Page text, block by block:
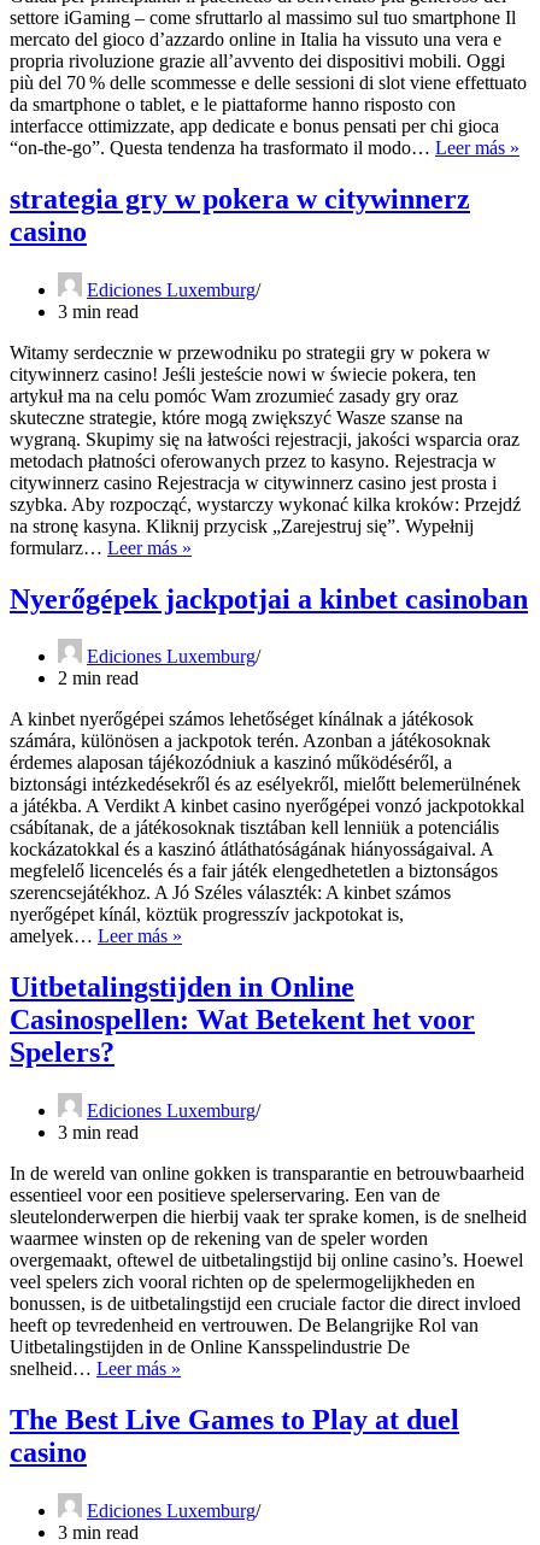
των
προκλήσεων
settore iGaming – come sfruttarlo al massimo sul tuo smartphone Il
mercato del gioco d’azzardo online in Italia ha vissuto una vera e
propria rivoluzione grazie all’avvento dei dispositivi mobili. Oggi
più del 70 % delle scommesse e delle sessioni di slot viene effettuato
da smartphone o tablet, e le piattaforme hanno risposto con
interfacce ottimizzate, app dedicate e bonus pensati per chi gioca
“on‑the‑go”. Questa tendenza ha trasformato il modo… Leer más »
sul
strategia gry w pokera w citywinnerz
casino
Ediciones Luxemburg
3 min read
Witamy serdecznie w przewodniku po strategii gry w pokera w
citywinnerz casino! Jeśli jesteście nowi w świecie pokera, ten
artykuł ma na celu pomóc Wam zrozumieć zasady gry oraz
skuteczne strategie, które mogą zwiększyć Wasze szanse na
wygraną. Skupimy się na łatwości rejestracji, jakości wsparcia oraz
metodach płatności oferowanych przez to kasyno. Rejestracja w
citywinnerz casino Rejestracja w citywinnerz casino jest prosta i
szybka. Aby rozpocząć, wystarczy wykonać kilka kroków: Przejdź
na stronę kasyna. Kliknij przycisk „Zarejestruj się”. Wypełnij
formularz… Leer más »
w
pokera
citywinnerz
Nyerőgépek jackpotjai a kinbet casinoban
Ediciones Luxemburg
2 min read
A kinbet nyerőgépei számos lehetőséget kínálnak a játékosok
számára, különösen a jackpotok terén. Azonban a játékosoknak
érdemes alaposan tájékozódniuk a kaszinó működéséről, a
biztonsági intézkedésekről és az esélyekről, mielőtt belemerülnének
a játékba. A Verdikt A kinbet casino nyerőgépei vonzó jackpotokkal
csábítanak, de a játékosoknak tisztában kell lenniük a potenciális
kockázatokkal és a kaszinó átláthatóságának hiányosságaival. A
megfelelő licencelés és a fair játék elengedhetetlen a biztonságos
szerencsejátékhoz. A Jó Széles választék: A kinbet számos
nyerőgépet kínál, köztük progresszív jackpotokat is,
amelyek… Leer más »
a
kinbet
casinoban
Uitbetalingstijden in Online
Casinospellen: Wat Betekent het voor
Spelers?
Ediciones Luxemburg
3 min read
In de wereld van online gokken is transparantie en betrouwbaarheid
essentieel voor een positieve spelerservaring. Een van de
sleutelonderwerpen die hierbij vaak ter sprake komen, is de snelheid
waarmee winsten op de rekening van de speler worden
overgemaakt, oftewel de uitbetalingstijd bij online casino’s. Hoewel
veel spelers zich vooral richten op de spelermogelijkheden en
bonussen, is de uitbetalingstijd een cruciale factor die direct invloed
heeft op tevredenheid en vertrouwen. De Belangrijke Rol van
Uitbetalingstijden in de Online Kansspelindustrie De
snelheid… Leer más »
Online
Casinospellen:
voor
The Best Live Games to Play at duel
casino
Ediciones Luxemburg
3 min read